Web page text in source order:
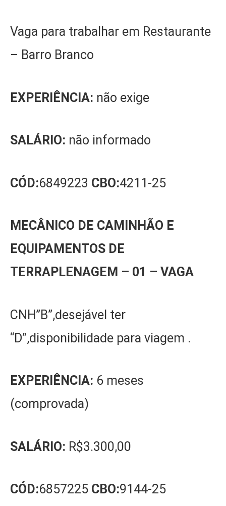
Vaga para trabalhar em Restaurante
– Barro Branco
EXPERIÊNCIA: não exige
SALÁRIO: não informado
CÓD:6849223 CBO:4211-25
MECÂNICO DE CAMINHÃO E
EQUIPAMENTOS DE
TERRAPLENAGEM – 01 – VAGA
CNH”B”,desejável ter
“D”,disponibilidade para viagem .
EXPERIÊNCIA: 6 meses
(comprovada)
SALÁRIO: R$3.300,00
CÓD:6857225 CBO:9144-25